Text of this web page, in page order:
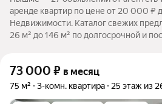
аренде квартир по цене от 20 000 ₽
Недвижимости. Каталог свежих
26 м² до 146 м² по долгосрочной и
73 000 ₽ в месяц
75 м² 3-комн. квартира 25 этаж из